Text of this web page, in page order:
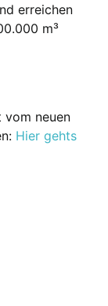
erreichen
m³
neuen
Hier gehts